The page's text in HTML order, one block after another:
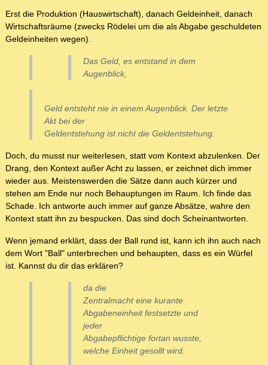
Erst die Produktion (Hauswirtschaft), danach Geldeinheit, danach
Wirtschaftsräume (zwecks Rödelei um die als Abgabe geschuldeten
Geldeinheiten wegen).
Das Geld, es entstand in dem
Augenblick,
Geld entsteht nie in einem Augenblick. Der letzte
Akt bei der
Geldentstehung ist nicht die Geldentstehung.
Doch, du musst nur weiterlesen, statt vom Kontext abzulenken. Der
Drang, den Kontext außer Acht zu lassen, er zeichnet dich immer
wieder aus. Meistenswerden die Sätze dann auch kürzer und
stehen am Ende nur noch Behauptungen im Raum. Ich finde das
Schade. Ich antworte auch immer auf ganze Absätze, wahre den
Kontext statt ihn zu bespucken. Das sind doch Scheinantworten.
Wenn jemand erklärt, dass der Ball rund ist, kann ich ihn auch nach
dem Wort "Ball" unterbrechen und behaupten, dass es ein Würfel
ist. Kannst du dir das erklären?
da die
Zentralmacht eine kurante
Abgabeneinheit festsetzte und
jeder
Abgabepflichtige fortan wusste,
welche Einheit gesollt wird.